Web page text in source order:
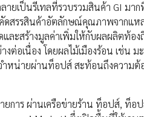
เป็นรีเทลที่รวบรวมสินค้า GI มาก
ดสรรสินค้าอัตลักษณ์คุณภาพจากแ
ะสร้างมูลค่าเพิ่มให้กับผลผลิตท้อง
อเนื่อง โดยผลไม้เมืองร้อน เช่น ม
หน่ายผ่านท็อปส์ สะท้อนถึงความต้
การ ผ่านเครือข่ายร้าน ท็อปส์, ท็อ